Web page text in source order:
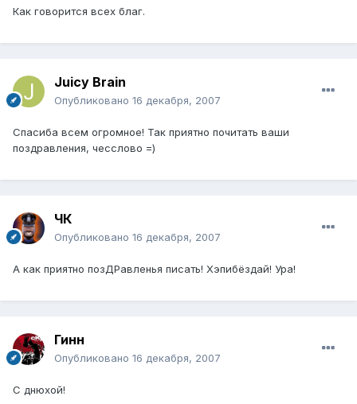
Как говорится всех благ.
Juicy Brain
Опубликовано 16 декабря, 2007
Спасиба всем огромное! Так приятно почитать ваши
поздравления, чесслово =)
ЧК
Опубликовано 16 декабря, 2007
А как приятно позДРавленья писать! Хэпибёздай! Ура!
Гинн
Опубликовано 16 декабря, 2007
C днюхой!